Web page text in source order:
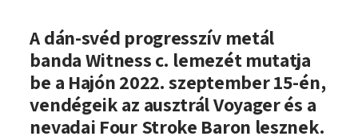
A visszaszámlálás elkezdődött:
A dán-svéd progresszív metál
banda Witness c. lemezét mutatja
be a Hajón 2022. szeptember 15-én,
vendégeik az ausztrál Voyager és a
nevadai Four Stroke Baron lesznek.